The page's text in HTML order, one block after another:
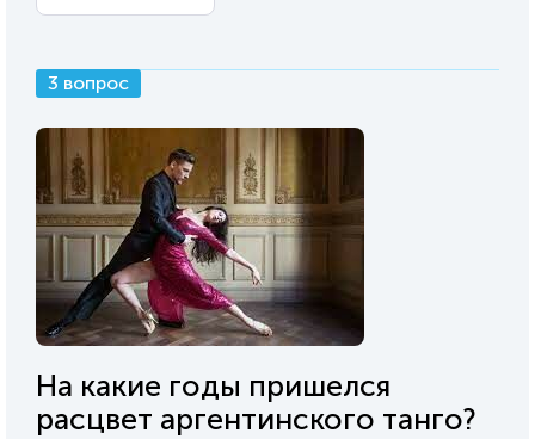
3 вопрос
На какие годы пришелся
расцвет аргентинского танго?